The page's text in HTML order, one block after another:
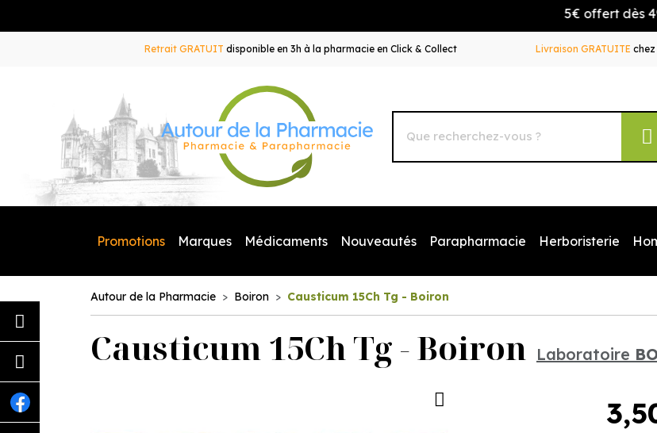
5€ offert dès 49€
Retrait GRATUIT disponible en 3h à la pharmacie en Click & Collect Livraison GRATUITE chez
Autour de la Pharmacie Votre pharmacie en
Promotions Marques Médicaments Nouveautés Parapharmacie Herboristerie
Autour de la Pharmacie Boiron Causticum 15Ch Tg - Boiron
Causticum 15Ch Tg - Boiron Laboratoire
3,